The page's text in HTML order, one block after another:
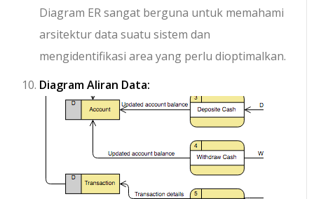
Diagram ER sangat berguna untuk memahami
arsitektur data suatu sistem dan
mengidentifikasi area yang perlu dioptimalkan.
Diagram Aliran Data: